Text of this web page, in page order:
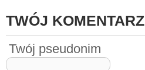
TWÓJ KOMENTARZ
Twój pseudonim